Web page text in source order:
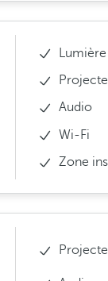
Audio
Wi-Fi
Zone